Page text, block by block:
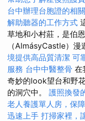
台中辦理台胞證的相
解助聽器的工作方式
草地和小村莊，是伯
（AlmásyCastle）漫
境提供高品質清潔 可
服務 台中中醫整骨 在
奇妙的look望台和野
的洞穴中。 護照換發
老人養護單人房，保
迅速上手 打掃家裡，